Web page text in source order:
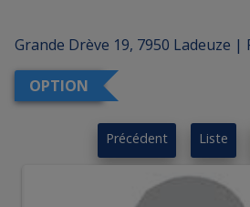
Grande Drève 19, 7950 Ladeuze |
OPTION
Précédent Liste